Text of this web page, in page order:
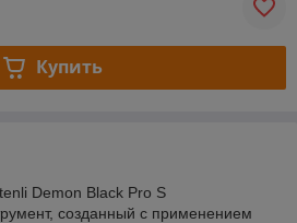
Купить
Demon Black Pro S
созданный с применением